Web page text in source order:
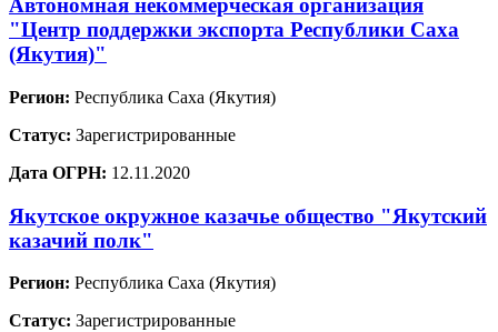
Автономная некоммерческая организация
"Центр поддержки экспорта Республики Саха
(Якутия)"
Регион: Республика Саха (Якутия)
Статус: Зарегистрированные
Дата ОГРН: 12.11.2020
Якутское окружное казачье общество "Якутский
казачий полк"
Регион: Республика Саха (Якутия)
Статус: Зарегистрированные